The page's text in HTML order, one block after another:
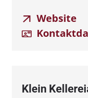
Website
Klein